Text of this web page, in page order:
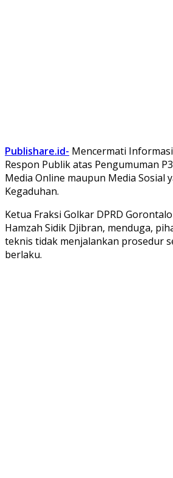
Publishare.id- Mencermati
Respon Publik atas Pengumuman
Media Online maupun Media Sosial
Kegaduhan.
Ketua Fraksi Golkar DPRD
Hamzah Sidik Djibran, menduga,
teknis tidak menjalankan prosedur
berlaku.